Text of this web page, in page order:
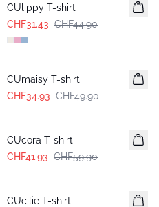
CUlippy T-shirt
CHF31.43 CHF44.90
CUmaisy T-shirt
CHF34.93 CHF49.90
CUcora T-shirt
CHF41.93 CHF59.90
CUcilie T-shirt